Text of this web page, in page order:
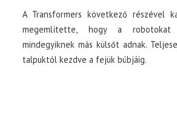
A Transformers következő részével
megemlítette, hogy a robotokat
mindegyiknek más külsőt adnak.
talpuktól kezdve a fejük búbjáig.